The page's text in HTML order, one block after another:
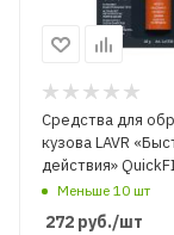
Средства для
кузова LAVR
действия»
Меньше 10 шт
272 руб./шт